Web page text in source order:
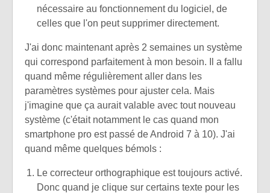
nécessaire au fonctionnement du logiciel, de
celles que l'on peut supprimer directement.
J'ai donc maintenant après 2 semaines un système
qui correspond parfaitement à mon besoin. Il a fallu
quand même régulièrement aller dans les
paramètres systèmes pour ajuster cela. Mais
j'imagine que ça aurait valable avec tout nouveau
système (c'était notamment le cas quand mon
smartphone pro est passé de Android 7 à 10). J'ai
quand même quelques bémols :
Le correcteur orthographique est toujours activé.
Donc quand je clique sur certains texte pour les